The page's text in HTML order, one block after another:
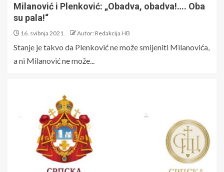
Milanović i Plenković: „Obadva, obadva!…. Oba
su pala!“
16. svibnja 2021. Autor: Redakcija HB
Stanje je takvo da Plenković ne može smijeniti Milanovića,
a ni Milanović ne može...